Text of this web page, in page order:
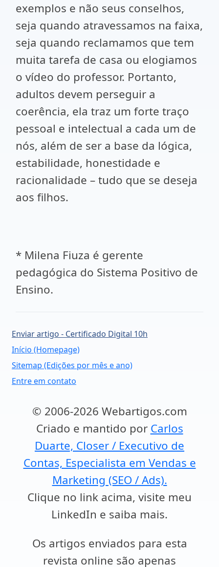
exemplos e não seus conselhos,
seja quando atravessamos na faixa,
seja quando reclamamos que tem
muita tarefa de casa ou elogiamos
o vídeo do professor. Portanto,
adultos devem perseguir a
coerência, ela traz um forte traço
pessoal e intelectual a cada um de
nós, além de ser a base da lógica,
estabilidade, honestidade e
racionalidade – tudo que se deseja
aos filhos.
* Milena Fiuza é gerente
pedagógica do Sistema Positivo de
Ensino.
Enviar artigo - Certificado Digital 10h
Início (Homepage)
Sitemap (Edições por mês e ano)
Entre em contato
© 2006-2026 Webartigos.com
Criado e mantido por Carlos
Duarte, Closer / Executivo de
Contas, Especialista em Vendas e
Marketing (SEO / Ads).
Clique no link acima, visite meu
LinkedIn e saiba mais.
Os artigos enviados para esta
revista online são apenas